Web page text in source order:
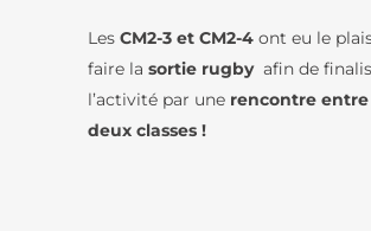
Les CM2-3 et CM2-4 ont eu le
faire la sortie rugbyafin de
l’activité par une rencontre entre
deux classes !